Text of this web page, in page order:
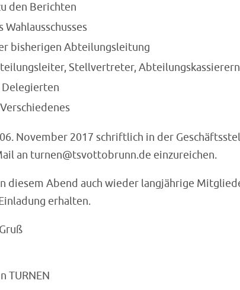
den Berichten
Wahlausschusses
bisherigen Abteilungsleitung
Stellvertreter,
November 2017 schriftlich in der
an turnen@tsvottobrunn.de einzureichen.
diesem Abend auch wieder langjährige
erhalten.
TURNEN